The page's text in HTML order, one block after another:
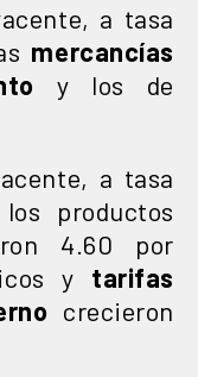
a tasa
mercancías
y los de
a tasa
productos
4.60 por
y tarifas
crecieron